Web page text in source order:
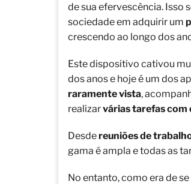
de sua efervescência. Isso
sociedade em adquirir um
crescendo ao longo dos
Este dispositivo cativou
dos anos e hoje é um dos
raramente vista,
realizarvárias tarefas com
Desdereuniões de
gama é ampla e todas as
No entanto, como era de